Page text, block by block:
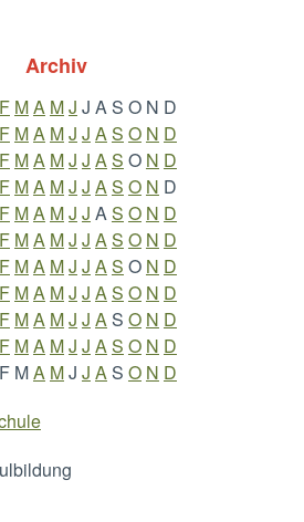
Archiv
F MA MJ J AS O N D
F MA MJ J AS O N D
F MA MJ J AS O N D
F MA MJ J AS O N D
F MA MJ J AS O N D
F MA MJ J AS O N D
F MA MJ J AS O N D
F MA MJ J AS O N D
F MA MJ J AS O N D
F MA MJ J AS O N D
F MA MJ J AS O N D